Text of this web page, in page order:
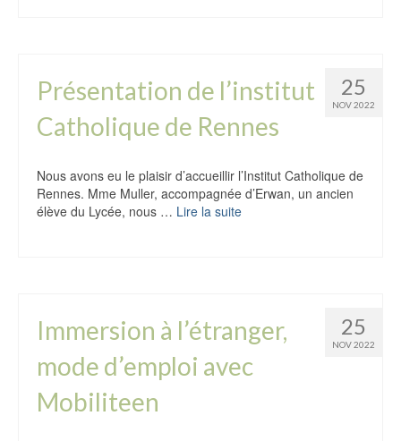
25
NOV 2022
Présentation de l’institut
Catholique de Rennes
Nous avons eu le plaisir d’accueillir l’Institut Catholique de
Rennes. Mme Muller, accompagnée d’Erwan, un ancien
élève du Lycée, nous … Lire la suite
25
NOV 2022
Immersion à l’étranger,
mode d’emploi avec
Mobiliteen